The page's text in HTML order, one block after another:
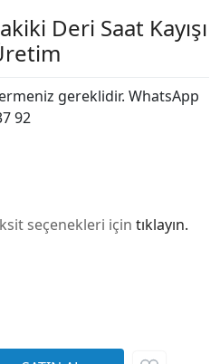
Deri Saat Kayışı
gereklidir. WhatsApp
92
seçenekleri için tıklayın.